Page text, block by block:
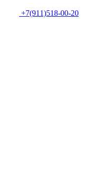
+7(911)518-00-20